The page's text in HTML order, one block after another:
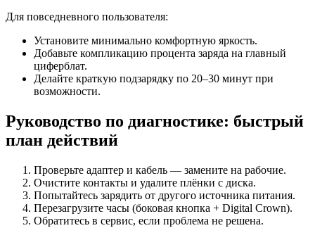
Для повседневного пользователя:
Установите минимально комфортную яркость.
Добавьте компликацию процента заряда на главный
циферблат.
Делайте краткую подзарядку по 20–30 минут при
возможности.
Руководство по диагностике: быстрый
план действий
Проверьте адаптер и кабель — замените на рабочие.
Очистите контакты и удалите плёнки с диска.
Попытайтесь зарядить от другого источника питания.
Перезагрузите часы (боковая кнопка + Digital Crown).
Обратитесь в сервис, если проблема не решена.